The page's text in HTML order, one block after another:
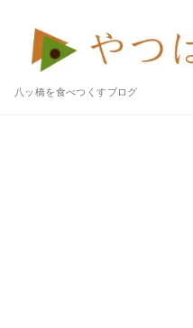
八ッ橋を食べつくすブログ